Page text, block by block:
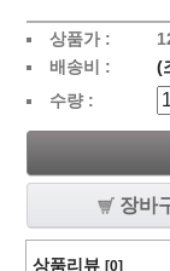
상품가 :
배송비 :
(
수량 :
장바
상품리뷰 [0]